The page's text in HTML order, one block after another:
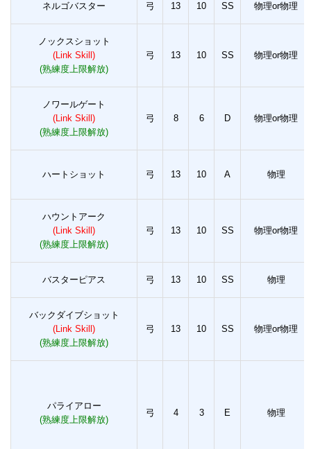
ネルゴバスター 弓 13 10 SS 物理or物理
ノックスショット
(Link Skill)
(熟練度上限解放)
弓 13 10 SS 物理or物理
ノワールゲート
(Link Skill)
(熟練度上限解放)
弓 8 6 D 物理or物理
ハートショット 弓 13 10 A 物理
ハウントアーク
(Link Skill)
(熟練度上限解放)
弓 13 10 SS 物理or物理
バスターピアス 弓 13 10 SS 物理
バックダイブショット
(Link Skill)
(熟練度上限解放)
弓 13 10 SS 物理or物理
パライアロー
(熟練度上限解放)
弓 4 3 E 物理